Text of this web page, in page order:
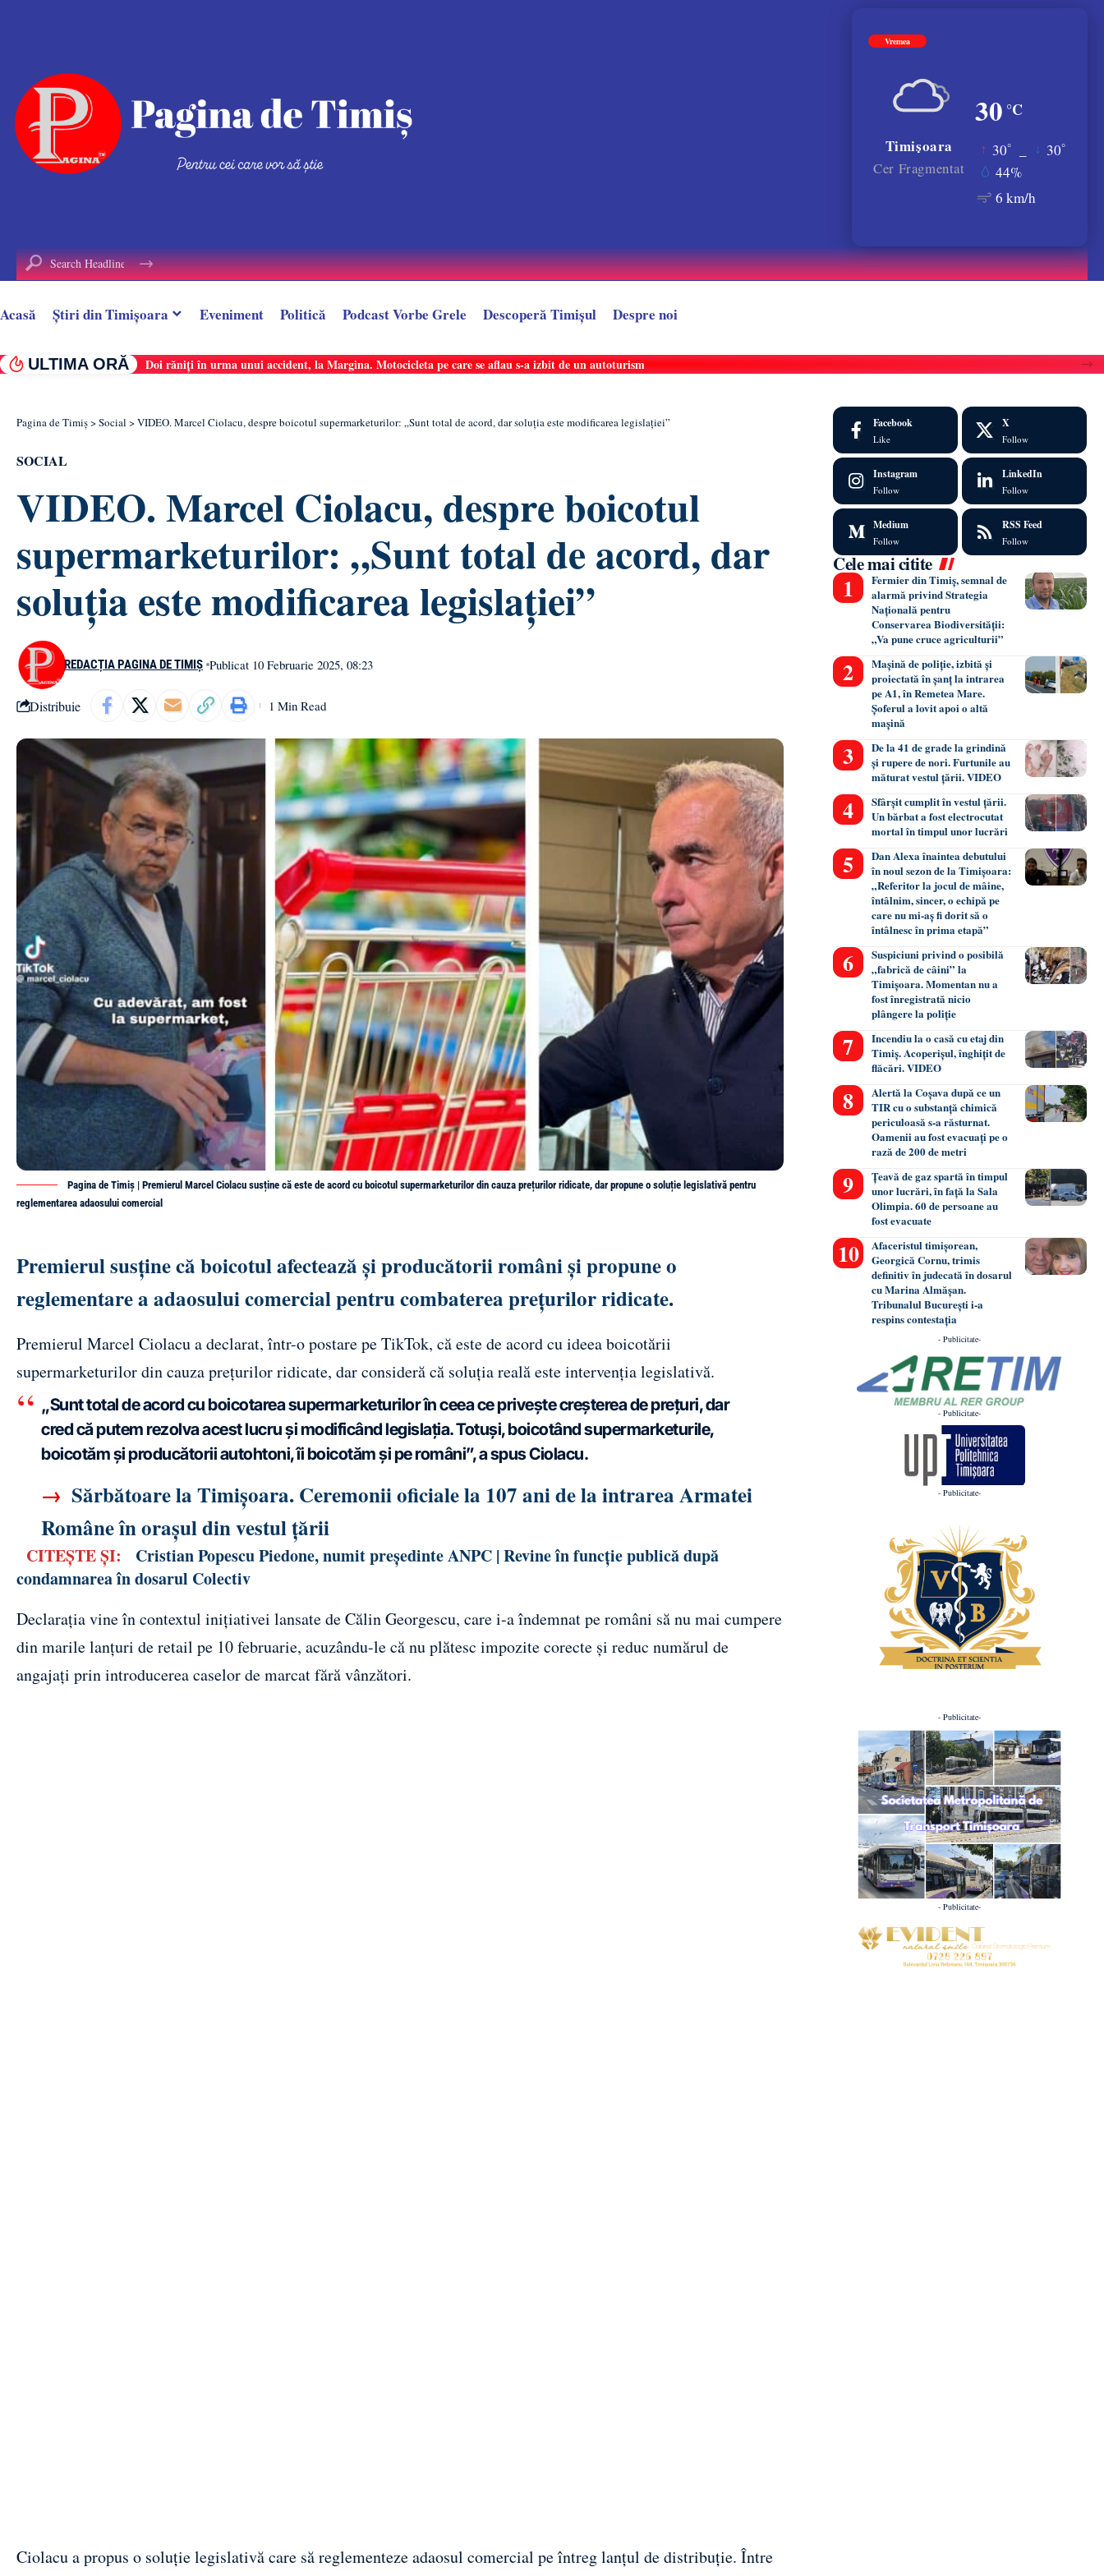
Vremea
30 °C
Timișoara
Cer Fragmentat
30° 30°
44%
6 km/h
Acasă Știri din Timișoara Eveniment Politică Podcast Vorbe Grele Descoperă Timișul Despre noi
ULTIMA ORĂ Doi răniți în urma unui accident, la Margina. Motocicleta pe care se aflau s-a izbit de un autoturism
Pagina de Timiș>Social >VIDEO. Marcel Ciolacu, despre boicotul supermarketurilor: „Sunt total de acord, dar soluția este modificarea legislației”
SOCIAL
VIDEO. Marcel Ciolacu, despre boicotul
supermarketurilor: „Sunt total de acord, dar
soluția este modificarea legislației”
REDACȚIA PAGINA DE TIMIȘ Publicat 10 Februarie 2025, 08:23
Distribuie 1 Min Read
Pagina de Timiș | Premierul Marcel Ciolacu susține că este de acord cu boicotul supermarketurilor din cauza prețurilor ridicate, dar propune o soluție legislativă pentru
reglementarea adaosului comercial
Premierul susține că boicotul afectează și producătorii români și propune o
reglementare a adaosului comercial pentru combaterea prețurilor ridicate.
Premierul Marcel Ciolacu a declarat, într-o postare pe TikTok, că este de acord cu ideea boicotării
supermarketurilor din cauza prețurilor ridicate, dar consideră că soluția reală este intervenția legislativă.
„Sunt total de acord cu boicotarea supermarketurilor în ceea ce privește creșterea de prețuri, dar
cred că putem rezolva acest lucru și modificând legislația. Totuși, boicotând supermarketurile,
boicotăm și producătorii autohtoni, îi boicotăm și pe români”, a spus Ciolacu.
→ Sărbătoare la Timișoara. Ceremonii oficiale la 107 ani de la intrarea Armatei
Române în orașul din vestul țării
CITEȘTE ȘI:
Cristian Popescu Piedone, numit președinte ANPC | Revine în funcție publică după
condamnarea în dosarul Colectiv
Declarația vine în contextul inițiativei lansate de Călin Georgescu, care i-a îndemnat pe români să nu mai cumpere
din marile lanțuri de retail pe 10 februarie, acuzându-le că nu plătesc impozite corecte și reduc numărul de
angajați prin introducerea caselor de marcat fără vânzători.
Ciolacu a propus o soluție legislativă care să reglementeze adaosul comercial pe întreg lanțul de distribuție. Între
Facebook
Like
X
Follow
Instagram
Follow
LinkedIn
Follow
Medium
Follow
RSS Feed
Follow
Cele mai citite
Fermier din Timiș, semnal de
alarmă privind Strategia
Națională pentru
Conservarea Biodiversității:
„Va pune cruce agriculturii”
Mașină de poliție, izbită și
proiectată în șanț la intrarea
pe A1, în Remetea Mare.
Șoferul a lovit apoi o altă
mașină
De la 41 de grade la grindină
și rupere de nori. Furtunile au
măturat vestul țării. VIDEO
Sfârșit cumplit în vestul țării.
Un bărbat a fost electrocutat
mortal în timpul unor lucrări
Dan Alexa înaintea debutului
în noul sezon de la Timișoara:
„Referitor la jocul de mâine,
întâlnim, sincer, o echipă pe
care nu mi-aș fi dorit să o
întâlnesc în prima etapă”
Suspiciuni privind o posibilă
„fabrică de câini” la
Timișoara. Momentan nu a
fost înregistrată nicio
plângere la poliție
Incendiu la o casă cu etaj din
Timiș. Acoperișul, înghițit de
flăcări. VIDEO
Alertă la Coșava după ce un
TIR cu o substanță chimică
periculoasă s-a răsturnat.
Oamenii au fost evacuați pe o
rază de 200 de metri
Țeavă de gaz spartă în timpul
unor lucrări, în față la Sala
Olimpia. 60 de persoane au
fost evacuate
Afaceristul timișorean,
Georgică Cornu, trimis
definitiv în judecată în dosarul
cu Marina Almășan.
Tribunalul București i-a
respins contestația
- Publicitate-
- Publicitate-
- Publicitate-
- Publicitate-
- Publicitate-